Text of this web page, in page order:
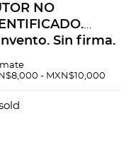
NO
Sin firma.
- MXN$10,000